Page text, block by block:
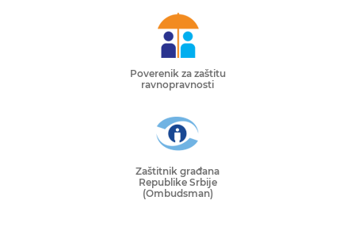
Poverenik za zaštitu
ravnopravnosti
Zaštitnik građana
Republike Srbije
(Ombudsman)